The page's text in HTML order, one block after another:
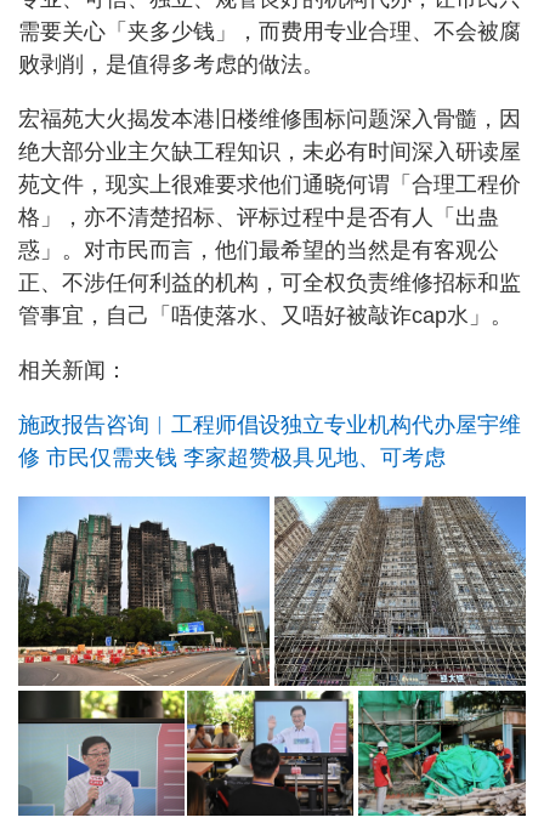
需要关心「夹多少钱」，而费用专业合理、不会被腐
败剥削，是值得多考虑的做法。
宏福苑大火揭发本港旧楼维修围标问题深入骨髓，因
绝大部分业主欠缺工程知识，未必有时间深入研读屋
苑文件，现实上很难要求他们通晓何谓「合理工程价
格」，亦不清楚招标、评标过程中是否有人「出蛊
惑」。对市民而言，他们最希望的当然是有客观公
正、不涉任何利益的机构，可全权负责维修招标和监
管事宜，自己「唔使落水、又唔好被敲诈cap水」。
相关新闻：
施政报告咨询︱工程师倡设独立专业机构代办屋宇维
修 市民仅需夹钱 李家超赞极具见地、可考虑